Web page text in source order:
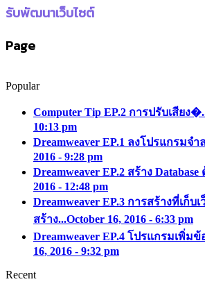
รับพัฒนาเว็บไซต์
Page
Popular
Computer Tip EP.2 การปรับเสียง
10:13 pm
Dreamweaver EP.1 ลงโปรแกรมจำ
2016 - 9:28 pm
Dreamweaver EP.2 สร้าง Database
2016 - 12:48 pm
Dreamweaver EP.3 การสร้างที่เก็บ
สร้าง...October 16, 2016 - 6:33 pm
Dreamweaver EP.4 โปรแกรมเพิ่ม
16, 2016 - 9:32 pm
Recent